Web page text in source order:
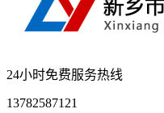
24小时免费服务热线
13782587121